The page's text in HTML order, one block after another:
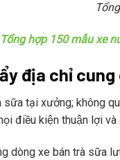
Tổng hợp 150 mẫu xe
địa chỉ
sữa tại xưởng; không
điều kiện thuận lợi
dòng xe bán trà sữa